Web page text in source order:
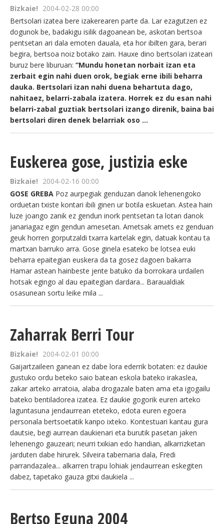
Bizkaie! 2004-02-28 00:00
Bertsolari izatea bere izakerearen parte da. Lar ezagutzen ez
dogunok be, badakigu isilik dagoanean be, askotan bertsoa
pentsetan ari dala emoten dauala, eta hor ibilten gara, berari
begira, bertsoa noiz botako zain. Hauxe dino bertsolari izateari
buruz bere liburuan: “Mundu honetan norbait izan eta
zerbait egin nahi duen orok, begiak erne ibili beharra
dauka. Bertsolari izan nahi duena behartuta dago,
nahitaez, belarri-zabala izatera. Horrek ez du esan nahi
belarri-zabal guztiak bertsolari izango direnik, baina bai
bertsolari diren denek belarriak oso ...
Euskerea gose, justizia eske
Bizkaie! 2004-02-16 00:00
GOSE GREBA Poz aurpegiak genduzan danok lehenengoko
orduetan txiste kontari ibili ginen ur botila eskuetan. Astea hain
luze joango zanik ez gendun inork pentsetan ta lotan danok
janariagaz egin gendun amesetan. Ametsak amets ez genduan
geuk horren gorputzaldi txarra kartelak egin, datuak kontau ta
martxan barruko arra. Gose ginela esateko be lotsea euki
beharra epaitegian euskera da ta gosez dagoen bakarra
Hamar astean hainbeste jente batuko da borrokara urdailen
hotsak egingo al dau epaitegian dardara... Baraualdiak
osasunean sortu leike mila ...
Zaharrak Berri Tour
Bizkaie! 2004-02-01 00:00
Gaijartzaileen ganean ez dabe lora ederrik botaten: ez daukie
gustuko ordu beteko saio batean eskola bateko irakaslea,
zakar arteko arratoia, alaba drogazale baten ama eta igogailu
bateko bentiladorea izatea. Ez daukie gogorik euren arteko
laguntasuna jendaurrean eteteko, edota euren egoera
personala bertsoetatik kanpo ixteko. Kontestuari kantau gura
dautsie, begi aurrean daukienari eta burutik pasetan jaken
lehenengo gauzeari; neurri txikian edo handian, alkarrizketan
jarduten dabe hirurek. Silveira tabernaria dala, Fredi
parrandazalea... alkarren trapu lohiak jendaurrean eskegiten
dabez, tapetako gauza gitxi daukiela ...
Bertso Eguna 2004